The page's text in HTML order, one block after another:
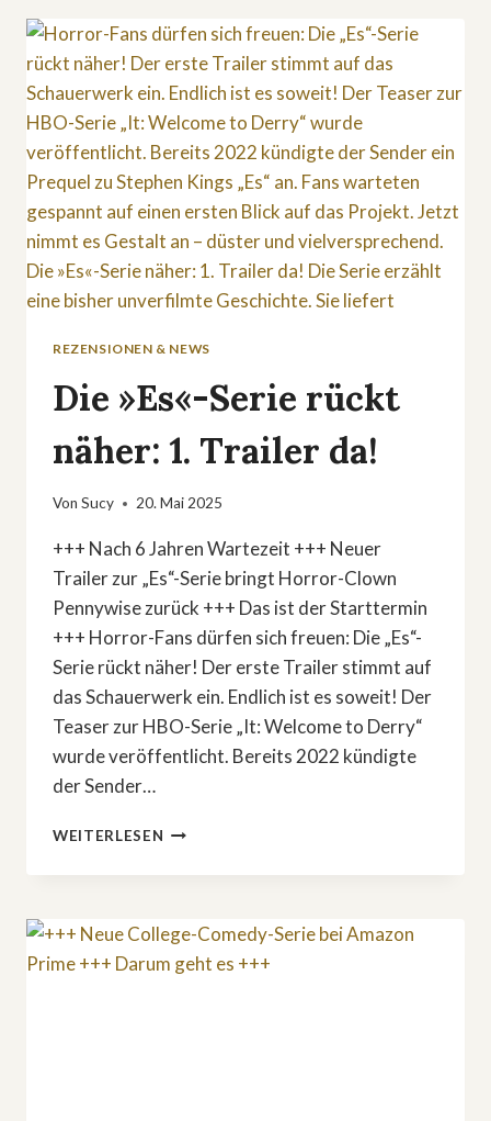
&
JACK«
REZENSIONEN & NEWS
Die »Es«-Serie rückt
näher: 1. Trailer da!
Von Sucy 20. Mai 2025
+++ Nach 6 Jahren Wartezeit +++ Neuer
Trailer zur „Es“-Serie bringt Horror-Clown
Pennywise zurück +++ Das ist der Starttermin
+++ Horror-Fans dürfen sich freuen: Die „Es“-
Serie rückt näher! Der erste Trailer stimmt auf
das Schauerwerk ein. Endlich ist es soweit! Der
Teaser zur HBO-Serie „It: Welcome to Derry“
wurde veröffentlicht. Bereits 2022 kündigte
der Sender…
WEITERLESEN DIE
SERIE
1.
TRAILER